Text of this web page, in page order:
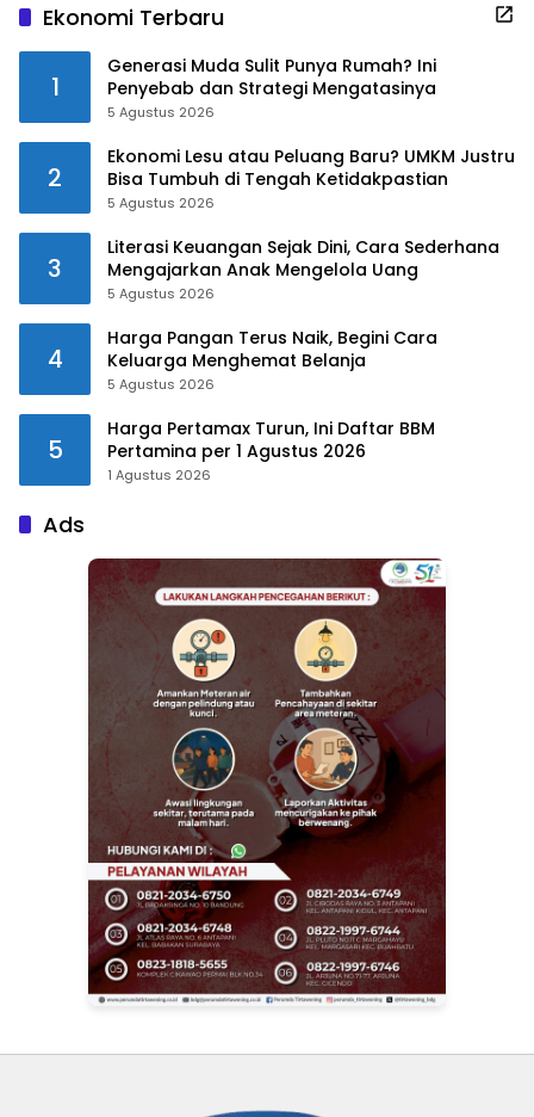
Ekonomi Terbaru
1
Generasi Muda Sulit Punya Rumah? Ini
Penyebab dan Strategi Mengatasinya
5 Agustus 2026
2
Ekonomi Lesu atau Peluang Baru? UMKM Justru
Bisa Tumbuh di Tengah Ketidakpastian
5 Agustus 2026
3
Literasi Keuangan Sejak Dini, Cara Sederhana
Mengajarkan Anak Mengelola Uang
5 Agustus 2026
4
Harga Pangan Terus Naik, Begini Cara
Keluarga Menghemat Belanja
5 Agustus 2026
5
Harga Pertamax Turun, Ini Daftar BBM
Pertamina per 1 Agustus 2026
1 Agustus 2026
Ads